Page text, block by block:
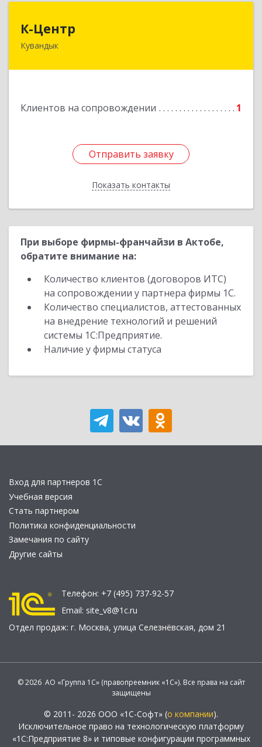
К-Центр
Кувандык
Клиентов на сопровождении 1
Отправить заявку
Показать контакты
462243, Оренбургская обл, Кувандыкский р-н,
Отправить заявку
Назад
При выборе фирмы-франчайзи в Актобе,
обратите внимание на:
Количество клиентов (договоров ИТС)
на сопровождении у партнера фирмы 1С.
Количество специалистов, аттестованных
на внедрение технологий и решений
системы 1С:Предприятие.
Наличие у фирмы статуса
Вход для партнеров 1С
Учебная версия
Стать партнером
Политика конфиденциальности
Замечания по сайту
Другие сайты
Телефон: +7 (495) 737-92-57
Email: site_v8@1c.ru
Отдел продаж: г. Москва, улица Селезнёвская, дом 21
© 2026 АО «Группа 1С» (правопреемник «1С»). Все права на сайт
защищены
© 2011- 2026 ООО «1С-Софт» (о компании).
Исключительное право на технологическую платформу
«1С:Предприятие 8» и типовые конфигурации программных